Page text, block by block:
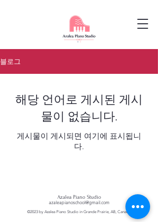
블로그
해당 언어로 게시된 게시
물이 없습니다.
게시물이 게시되면 여기에 표시됩니
다.
Azalea Piano Studio
azaleapianoschool@gmail.com
©2023 by Azalea Piano Studio in Grande Prairie, AB, Canada